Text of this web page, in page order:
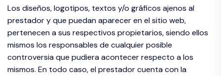
Los diseños, logotipos, textos y/o gráficos ajenos al
prestador y que puedan aparecer en el sitio web,
pertenecen a sus respectivos propietarios, siendo ellos
mismos los responsables de cualquier posible
controversia que pudiera acontecer respecto a los
mismos. En todo caso, el prestador cuenta con la